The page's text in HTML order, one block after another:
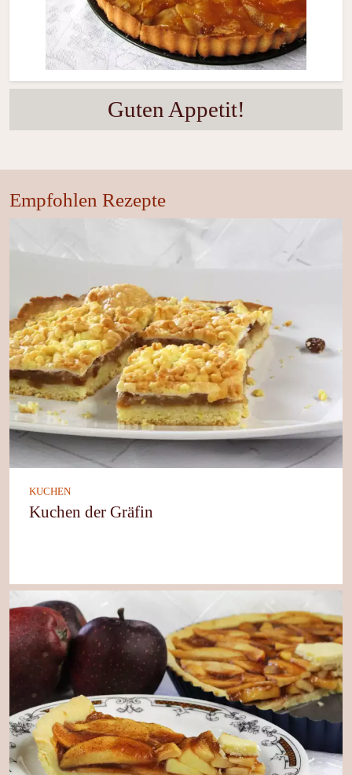
Guten Appetit!
Empfohlen Rezepte
KUCHEN
Kuchen der Gräfin